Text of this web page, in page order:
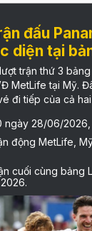
đấu
diện tại
trận thứ 3
MetLife tại Mỹ.
đi tiếp của cả
ngày 28/06/2026,
động MetLife,
cuối cùng bảng